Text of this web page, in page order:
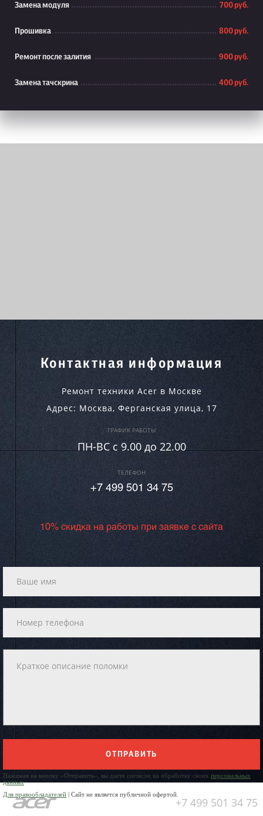
Замена модуля 700 руб.
Прошивка 800 руб.
Ремонт после залития 900 руб.
Замена тачскрина 400 руб.
Контактная информация
Ремонт техники Acer в Москве
Адрес: Москва, Ферганская улица, 17
ГРАФИК РАБОТЫ
ПН-ВC c 9.00 до 22.00
ТЕЛЕФОН
+7 499 501 34 75
10% скидка на работы при заявке с сайта
ОТПРАВИТЬ
Нажимая на кнопку «Отправить», вы даете согласие на обработку своих персональных
данных
Для правообладателей | Сайт не является публичной офертой.
+7 499 501 34 75